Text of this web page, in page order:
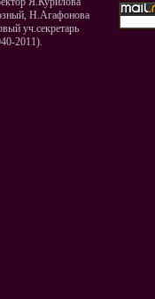
Н.Агафонова
уч.секретарь
2011).